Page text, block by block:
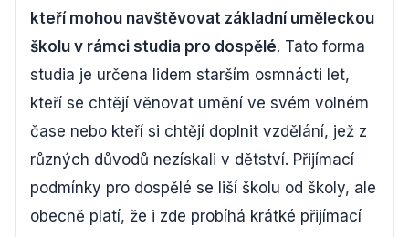
kteří mohou navštěvovat základní uměleckou
školu v rámci studia pro dospělé. Tato forma
studia je určena lidem starším osmnácti let,
kteří se chtějí věnovat umění ve svém volném
čase nebo kteří si chtějí doplnit vzdělání, jež z
různých důvodů nezískali v dětství. Přijímací
podmínky pro dospělé se liší školu od školy, ale
obecně platí, že i zde probíhá krátké přijímací